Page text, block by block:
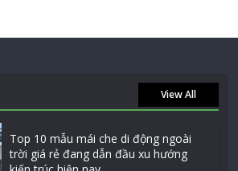
View All
Top 10 mẫu mái che di động ngoài
trời giá rẻ đang dẫn đầu xu hướng